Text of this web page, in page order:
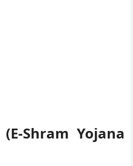
(E-Shram Yojana